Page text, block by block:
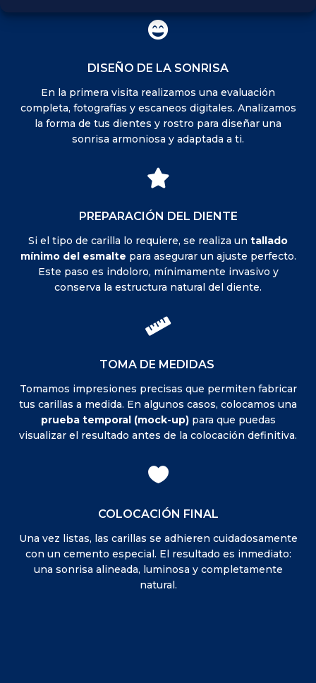

DISEÑO DE LA SONRISA
En la primera visita realizamos una evaluación
completa, fotografías y escaneos digitales. Analizamos
la forma de tus dientes y rostro para diseñar una
sonrisa armoniosa y adaptada a ti.

PREPARACIÓN DEL DIENTE
Si el tipo de carilla lo requiere, se realiza un tallado
mínimo del esmalte para asegurar un ajuste perfecto.
Este paso es indoloro, mínimamente invasivo y
conserva la estructura natural del diente.

TOMA DE MEDIDAS
Tomamos impresiones precisas que permiten fabricar
tus carillas a medida. En algunos casos, colocamos una
prueba temporal (mock-up)para que puedas
visualizar el resultado antes de la colocación definitiva.

COLOCACIÓN FINAL
Una vez listas, las carillas se adhieren cuidadosamente
con un cemento especial. El resultado es inmediato:
una sonrisa alineada, luminosa y completamente
natural.